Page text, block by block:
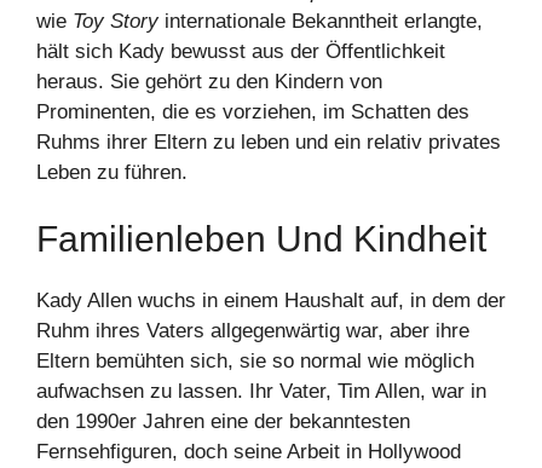
wie Toy Storyinternationale Bekanntheit erlangte,
hält sich Kady bewusst aus der Öffentlichkeit
heraus. Sie gehört zu den Kindern von
Prominenten, die es vorziehen, im Schatten des
Ruhms ihrer Eltern zu leben und ein relativ privates
Leben zu führen.
Familienleben Und Kindheit
Kady Allen wuchs in einem Haushalt auf, in dem der
Ruhm ihres Vaters allgegenwärtig war, aber ihre
Eltern bemühten sich, sie so normal wie möglich
aufwachsen zu lassen. Ihr Vater, Tim Allen, war in
den 1990er Jahren eine der bekanntesten
Fernsehfiguren, doch seine Arbeit in Hollywood